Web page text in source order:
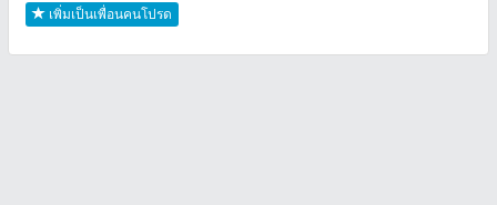
เพิ่มเป็นเพื่อนคนโปรด